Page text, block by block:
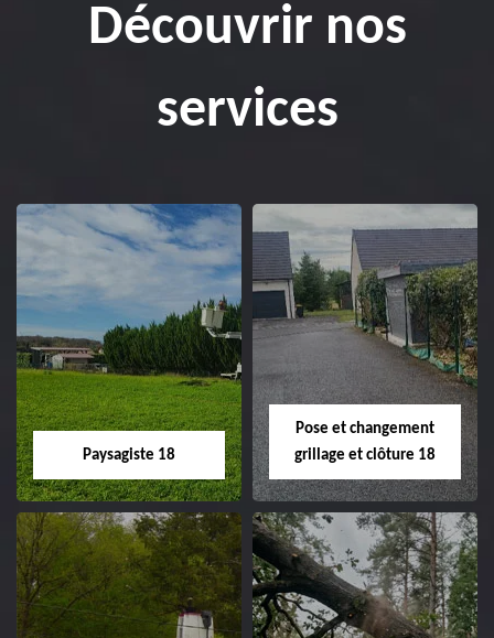
Découvrir nos
services
Paysagiste 18
Paysagiste 18
Pose et changement
grillage et clôture 18
Pose et